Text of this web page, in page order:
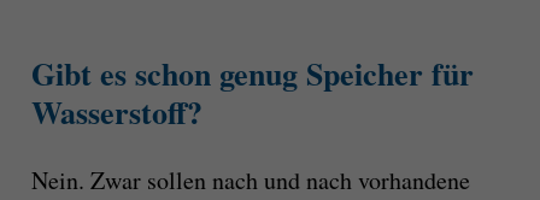
Gibt es schon genug Speicher für
Wasserstoff?
Nein. Zwar sollen nach und nach vorhandene